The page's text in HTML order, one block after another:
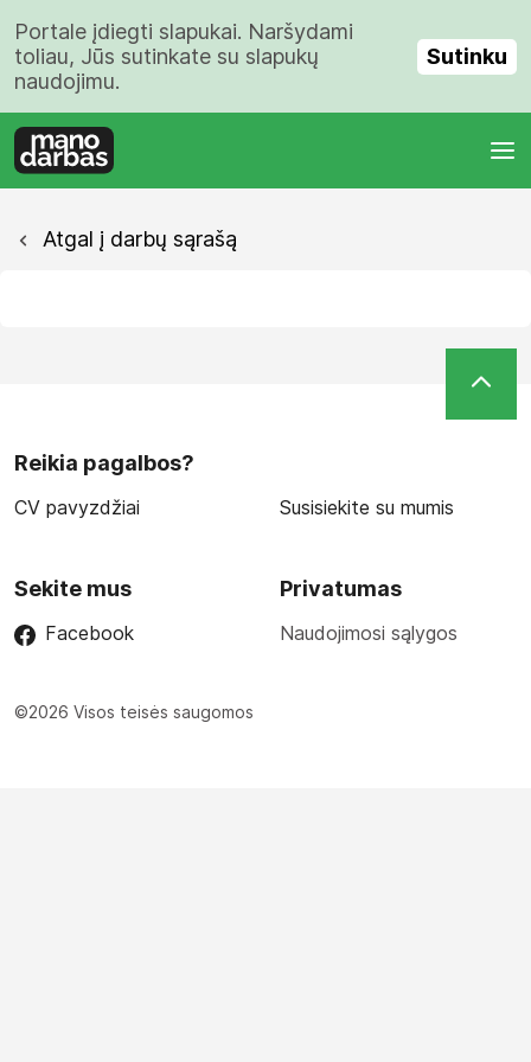
Portale įdiegti slapukai. Naršydami
toliau, Jūs sutinkate su slapukų
naudojimu.
Sutinku
Atgal į darbų sąrašą
Reikia pagalbos?
CV pavyzdžiai Susisiekite su mumis
Sekite mus
Facebook
Privatumas
Naudojimosi sąlygos
©2026 Visos teisės saugomos